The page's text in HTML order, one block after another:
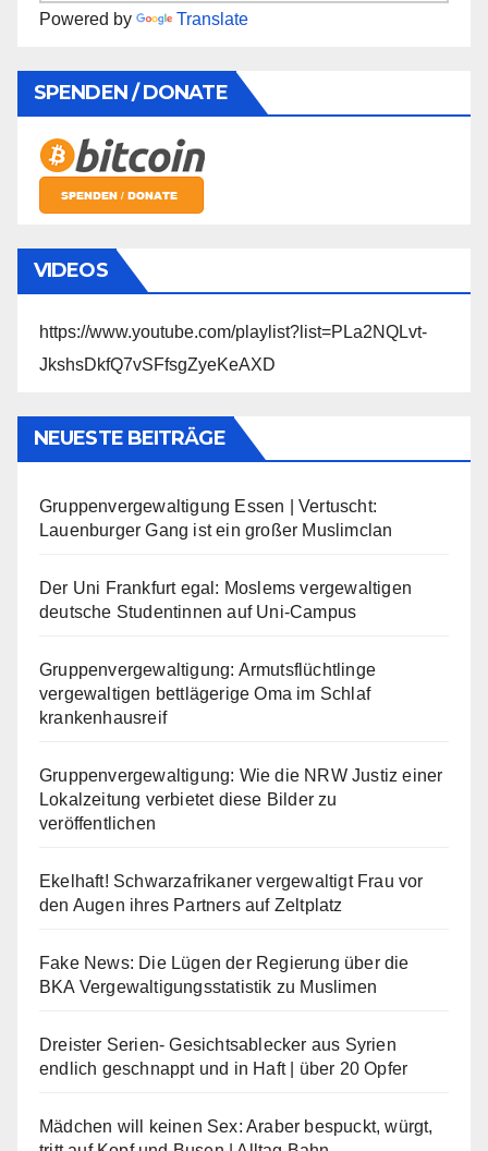
Powered by Translate
SPENDEN / DONATE
VIDEOS
https://www.youtube.com/playlist?list=PLa2NQLvt-
JkshsDkfQ7vSFfsgZyeKeAXD
NEUESTE BEITRÄGE
Gruppenvergewaltigung Essen | Vertuscht:
Lauenburger Gang ist ein großer Muslimclan
Der Uni Frankfurt egal: Moslems vergewaltigen
deutsche Studentinnen auf Uni-Campus
Gruppenvergewaltigung: Armutsflüchtlinge
vergewaltigen bettlägerige Oma im Schlaf
krankenhausreif
Gruppenvergewaltigung: Wie die NRW Justiz einer
Lokalzeitung verbietet diese Bilder zu
veröffentlichen
Ekelhaft! Schwarzafrikaner vergewaltigt Frau vor
den Augen ihres Partners auf Zeltplatz
Fake News: Die Lügen der Regierung über die
BKA Vergewaltigungsstatistik zu Muslimen
Dreister Serien- Gesichtsablecker aus Syrien
endlich geschnappt und in Haft | über 20 Opfer
Mädchen will keinen Sex: Araber bespuckt, würgt,